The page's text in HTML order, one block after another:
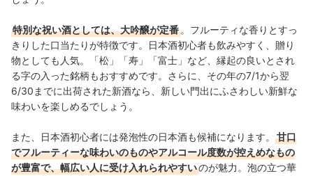
特別な祝い酒としては、大吟醸が定番 。フルーティな香りとすっ
きりした口当たりが特徴です。日本酒初心者も飲みやすく、贈り
物としても人気。「松」「寿」「富士」など、縁起の良いとされ
る字の入った銘柄もおすすめです。さらに、その年の7/1から翌
6/30までに出荷された新酒なら、新しい門出にふさわしい新鮮な
味わいを楽しめるでしょう。
また、日本酒初心者には発泡性の日本酒も候補になります。
甘口
でフルーティーな味わいのものやアルコール度数が控えめなもの
が豊富で、幅広い人に受け入れられやすいのが魅力。泡の立つ華